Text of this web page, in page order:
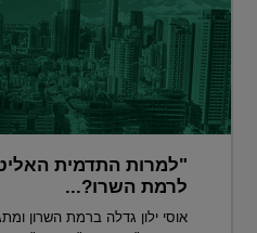
"למרות התדמית
לרמת השרו?...
אוסי ילון גדלה ברמת השרון